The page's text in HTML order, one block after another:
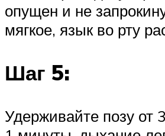
опущен и не
мягкое, язык во рту
Шаг 5:
Удерживайте позу от